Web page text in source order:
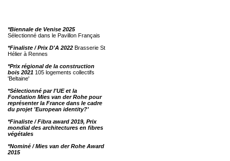
*Biennale de Venise 2025
Sélectionné dans le Pavillon Français
*Finaliste / Prix D'A 2022 Brasserie St
Hélier à Rennes
*Prix régional de la construction
bois 2021 105 logements collectifs
'Beltaine'
*Sélectionné par l'UE et la
Fondation Mies van der Rohe pour
représenter la France dans le cadre
du projet 'European identity?'
*Finaliste / Fibra award 2019, Prix
mondial des architectures en fibres
végétales
*Nominé / Mies van der Rohe Award
2015